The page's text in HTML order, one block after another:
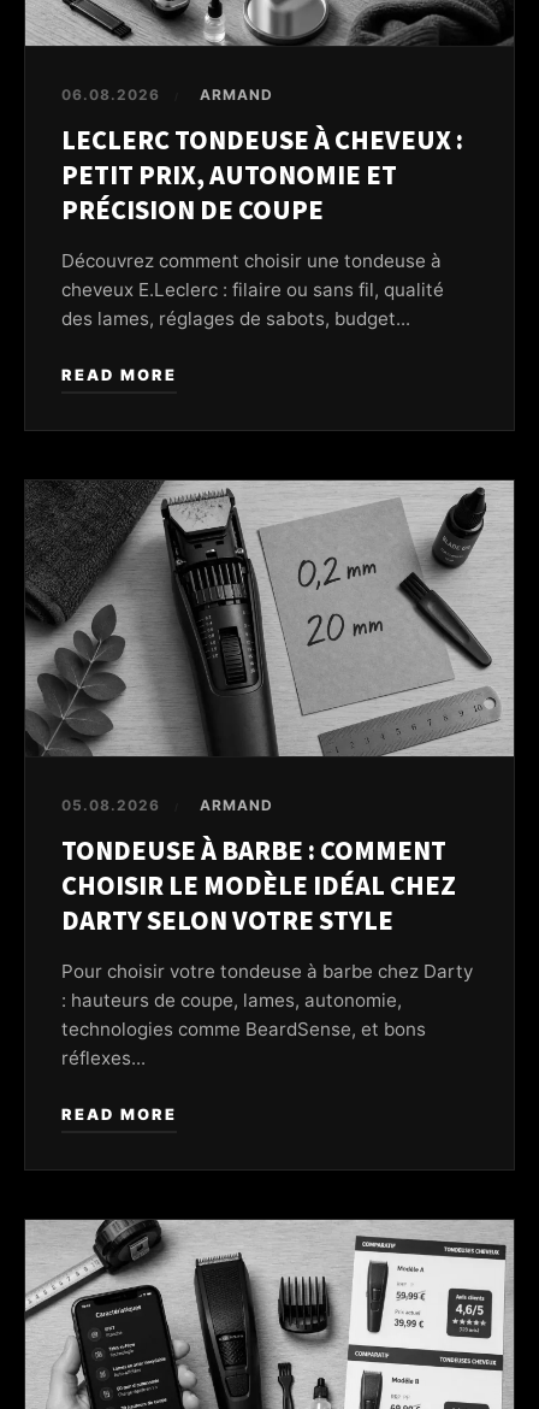
06.08.2026 ARMAND
LECLERC TONDEUSE À CHEVEUX :
PETIT PRIX, AUTONOMIE ET
PRÉCISION DE COUPE
Découvrez comment choisir une tondeuse à
cheveux E.Leclerc : filaire ou sans fil, qualité
des lames, réglages de sabots, budget...
READ MORE
05.08.2026 ARMAND
TONDEUSE À BARBE : COMMENT
CHOISIR LE MODÈLE IDÉAL CHEZ
DARTY SELON VOTRE STYLE
Pour choisir votre tondeuse à barbe chez Darty
: hauteurs de coupe, lames, autonomie,
technologies comme BeardSense, et bons
réflexes...
READ MORE